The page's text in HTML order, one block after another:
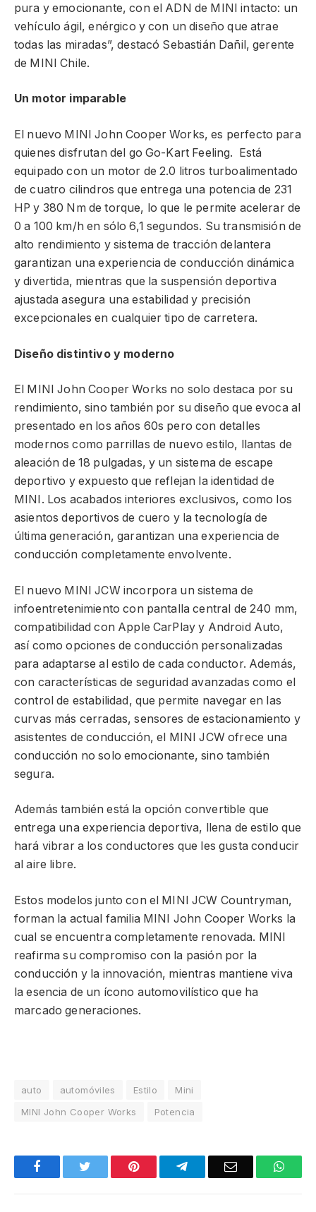
pura y emocionante, con el ADN de MINI intacto: un
vehículo ágil, enérgico y con un diseño que atrae
todas las miradas”, destacó Sebastián Dañil, gerente
de MINI Chile.
Un motor imparable
El nuevo MINI John Cooper Works, es perfecto para
quienes disfrutan del go Go-Kart Feeling. Está
equipado con un motor de 2.0 litros turboalimentado
de cuatro cilindros que entrega una potencia de 231
HP y 380 Nm de torque, lo que le permite acelerar de
0 a 100 km/h en sólo 6,1 segundos. Su transmisión de
alto rendimiento y sistema de tracción delantera
garantizan una experiencia de conducción dinámica
y divertida, mientras que la suspensión deportiva
ajustada asegura una estabilidad y precisión
excepcionales en cualquier tipo de carretera.
Diseño distintivo y moderno
El MINI John Cooper Works no solo destaca por su
rendimiento, sino también por su diseño que evoca al
presentado en los años 60s pero con detalles
modernos como parrillas de nuevo estilo, llantas de
aleación de 18 pulgadas, y un sistema de escape
deportivo y expuesto que reflejan la identidad de
MINI. Los acabados interiores exclusivos, como los
asientos deportivos de cuero y la tecnología de
última generación, garantizan una experiencia de
conducción completamente envolvente.
El nuevo MINI JCW incorpora un sistema de
infoentretenimiento con pantalla central de 240 mm,
compatibilidad con Apple CarPlay y Android Auto,
así como opciones de conducción personalizadas
para adaptarse al estilo de cada conductor. Además,
con características de seguridad avanzadas como el
control de estabilidad, que permite navegar en las
curvas más cerradas, sensores de estacionamiento y
asistentes de conducción, el MINI JCW ofrece una
conducción no solo emocionante, sino también
segura.
Además también está la opción convertible que
entrega una experiencia deportiva, llena de estilo que
hará vibrar a los conductores que les gusta conducir
al aire libre.
Estos modelos junto con el MINI JCW Countryman,
forman la actual familia MINI John Cooper Works la
cual se encuentra completamente renovada. MINI
reafirma su compromiso con la pasión por la
conducción y la innovación, mientras mantiene viva
la esencia de un ícono automovilístico que ha
marcado generaciones.
auto automóviles Estilo
Mini
MINI John Cooper Works
Potencia
Facebook Pinterest TelegramEmail